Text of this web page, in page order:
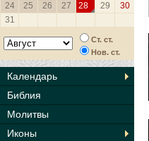
24
25 26 27 28 29
30
31
Ст. ст.
Нов. ст.
Календарь
Библия
Молитвы
Иконы